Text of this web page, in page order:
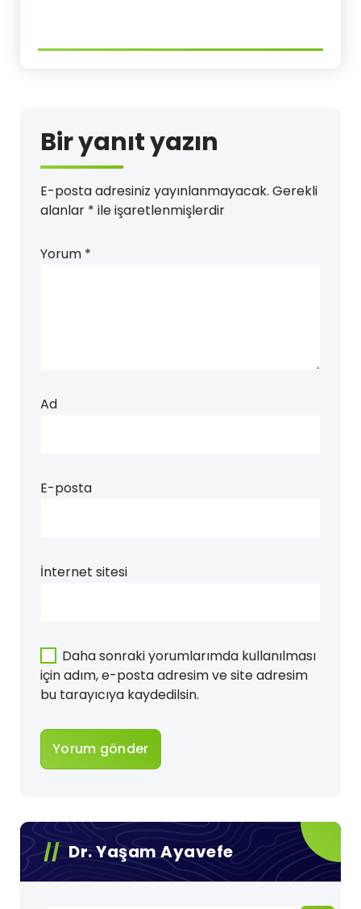
Bir yanıt yazın
E-posta adresiniz yayınlanmayacak. Gerekli
alanlar * ile işaretlenmişlerdir
Yorum *
Ad
E-posta
İnternet sitesi
Daha sonraki yorumlarımda kullanılması
için adım, e-posta adresim ve site adresim
bu tarayıcıya kaydedilsin.
Dr. Yaşam Ayavefe